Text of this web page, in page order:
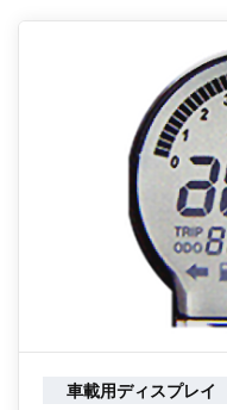
車載用ディスプレイ